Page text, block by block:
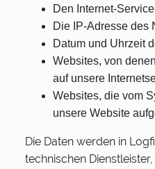
Den Internet-
Die IP-Adresse des
Datum und Uhrzeit
Websites, von
auf unsere
Websites, die vom
unsere Website
Die Daten werden in
technischen